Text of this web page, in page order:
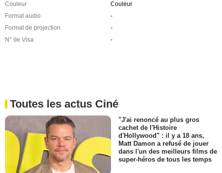
Couleur
Couleur
Format audio
-
Format de projection
-
N° de Visa
-
Toutes les actus Ciné
"J'ai renoncé au plus gros
cachet de l'Histoire
d'Hollywood" : il y a 18 ans,
Matt Damon a refusé de jouer
dans l'un des meilleurs films de
super-héros de tous les temps